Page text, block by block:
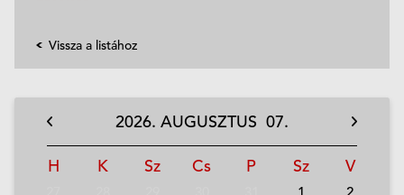
Vissza a listához
2026. AUGUSZTUS 07.
H K Sz Cs P Sz V